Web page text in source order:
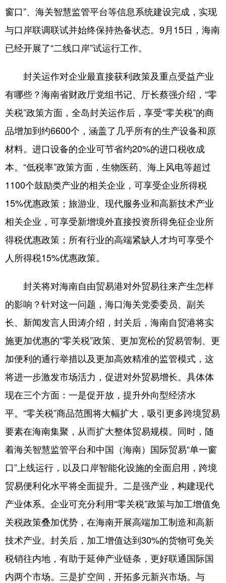
窗口”、海关智慧监管平台等信息系统建设完成，实现
与口岸联调联试并始终保持热备状态。9月15日，海南
已经开展了“二线口岸”试运行工作。
封关运作对企业最直接获利政策及重点受益产业
有哪些？海南省财政厅党组书记、厅长蔡强介绍，“零
关税”政策方面，全岛封关运作后，享受“零关税”的商
品增加到约6600个，涵盖了几乎所有的生产设备和原
材料。进口设备的企业可节省约20%的进口税收成
本。“低税率”政策方面，生物医药、海上风电等超过
1100个鼓励类产业的相关企业，可享受企业所得税
15%优惠政策；旅游业、现代服务业和高新技术产业
相关企业，可享受新增境外直接投资所得免征企业所
得税优惠政策；所有行业的高端紧缺人才均可享受个
人所得税15%优惠政策。
封关将对海南自由贸易港对外贸易往来产生怎样
的影响？针对这一问题，海口海关党委委员、副关
长、新闻发言人田涛介绍，封关后，海南自贸港将实
施更加优惠的“零关税”政策、更加宽松的贸易管制、更
加便利的通行举措以及更加高效精准的监管模式，这
将进一步激发市场活力，促进对外贸易增长。具体体
现在三个方面：一是促开放，提升外向型经济水
平。“零关税”商品范围将大幅扩大，吸引更多跨境贸易
要素在海南集聚，从而扩大整体贸易规模。同时，随
着海关智慧监管平台和中国（海南）国际贸易“单一窗
口”上线运行，以及口岸智能化设施的全面启用，跨境
贸易便利化水平将全面提升。二是强产业，构建现代
产业体系。企业可充分利用“零关税”政策与加工增值免
关税政策叠加优势，在海南开展高端加工制造和高新
技术产业。封关后，加工增值达到30%的货物可免关
税销往内地，有助于延伸产业链条，更好联通国际国
内两个市场。三是扩空间，开拓多元新兴市场。与